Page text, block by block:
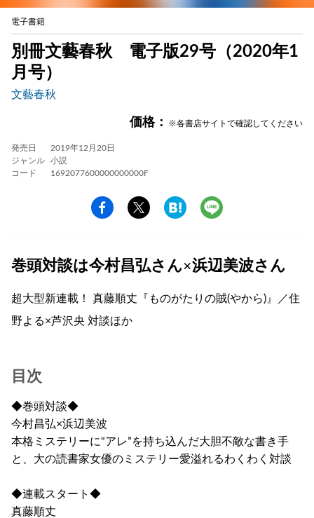
電子書籍
別冊文藝春秋 電子版29号（2020年1
月号）
文藝春秋
価格： ※各書店サイトで確認してください
発売日
2019年12月20日
ジャンル
小説
コード
1692077600000000000F
巻頭対談は今村昌弘さん×浜辺美波さん
超大型新連載！ 真藤順丈『ものがたりの賊(やから)』／住
野よる×芦沢央 対談ほか
目次
◆巻頭対談◆
今村昌弘×浜辺美波
本格ミステリーに“アレ”を持ち込んだ大胆不敵な書き手
と、大の読書家女優のミステリー愛溢れるわくわく対談
◆連載スタート◆
真藤順丈